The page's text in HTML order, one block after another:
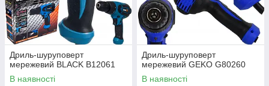
Дриль-шуруповерт
мережевий BLACK B12061
В наявності
Дриль-шуруповерт
мережевий GEKO G80260
В наявності